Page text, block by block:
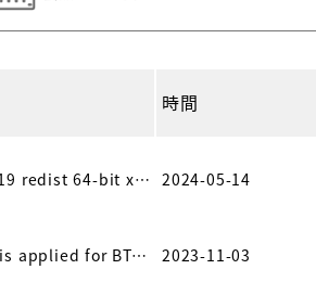
時間
BTS 8.1 (VC2019 redist 64-bit x64 and VC redist 64-bit x64) 2024-05-14
This package is applied for BTS CT/CTE-5000 Series and CT-9000 Series. 2023-11-03